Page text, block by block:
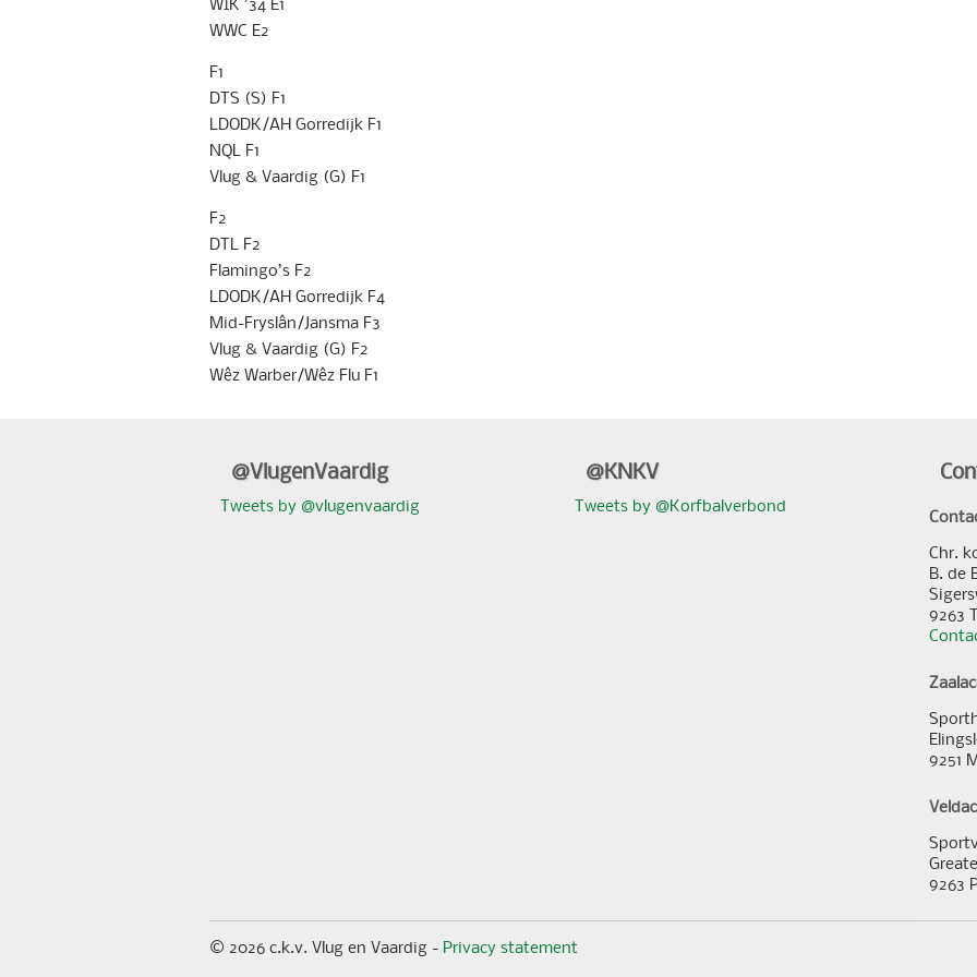
WWC E2
F1
DTS (S) F1
LDODK/AH Gorredijk F1
NQL F1
Vlug & Vaardig (G) F1
F2
DTL F2
Flamingo’s F2
LDODK/AH Gorredijk F4
Mid-Fryslân/Jansma F3
Vlug & Vaardig (G) F2
Wêz Warber/Wêz Flu F1
@VlugenVaardig
Tweets by @vlugenvaardig
@KNKV
Tweets by @Korfbalverbond
Chr.
B. de
9263
9251
9263
© 2026 c.k.v. Vlug en Vaardig - Privacy statement